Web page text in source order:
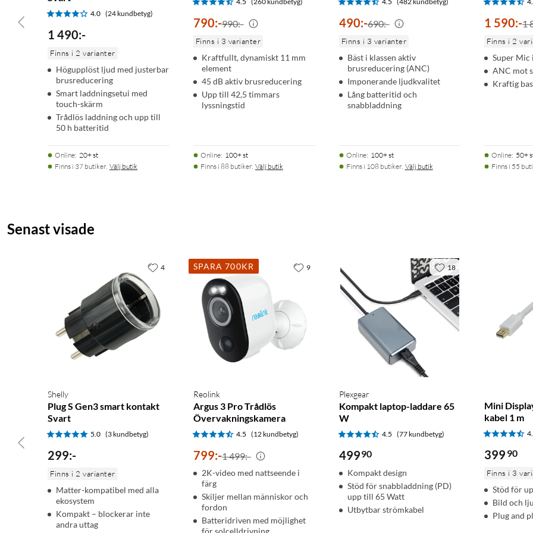
1 × Säkerhetsblad
4.0 (24 kundbetyg)
1 490:-
Finns i 2 varianter
Högupplöst ljud med justerbar
brusreducering
Smart laddningsetui med
touch-skärm
Trådlös laddning och upp till
50 h batteritid
Online: 20+ st
Finns i 37 butiker. Välj butik
790:-990:-
Finns i 3 varianter
Kraftfullt, dynamiskt 11 mm
element
45 dB aktiv brusreducering
Upp till 42,5 timmars
lyssningstid
Online: 100+ st
Finns i 88 butiker. Välj butik
490:-690:-
Finns i 3 varianter
Bäst i klassen aktiv
brusreducering (ANC)
Imponerande ljudkvalitet
Lång batteritid och
snabbladdning
Online: 100+ st
Finns i 108 butiker. Välj butik
1 590:-1
Finns i 2
Super
ANC mot
Kraftig
Online: 50+
Finns i 55
Senast visade
Shelly
Plug S Gen3 smart kontakt
Svart
5.0 (3 kundbetyg)
299:-
Finns i 2 varianter
Matter-kompatibel med alla
ekosystem
Kompakt – blockerar inte
andra uttag
4 SPARA 700KR
Reolink
Argus 3 Pro Trådlös
Övervakningskamera
4.5 (12 kundbetyg)
799:-1 499:-
2K-video med nattseende i
färg
Skiljer mellan människor och
fordon
Batteridriven med möjlighet
för solcelldrivning
9
Plexgear
Kompakt laptop-laddare 65
W
4.5 (77 kundbetyg)
49990
Kompakt design
Stöd för snabbladdning (PD)
upp till 65 Watt
Utbytbar strömkabel
18
Mini
kabel 1 m
399 90
Finns i 3
Stöd för
Bild och
Plug and